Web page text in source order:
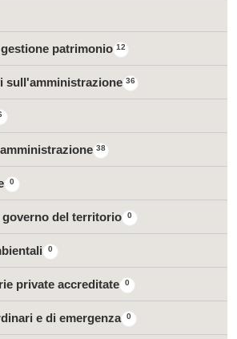
12
patrimonio
36
sull'amministrazione
38
0
0
governo del territorio
0
0
private accreditate
0
e di emergenza